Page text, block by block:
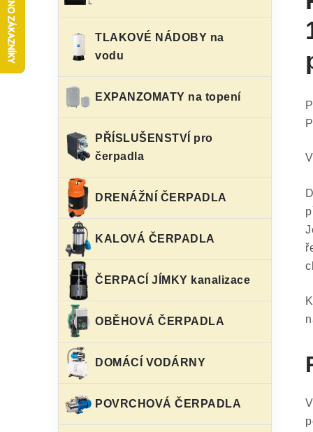
a
n
n
p
a
n
e
e
TLAKOVÉ NÁDOBY na
vodu
EXPANZOMATY na topení
PŘÍSLUŠENSTVÍ pro
čerpadla
DRENÁŽNÍ ČERPADLA
KALOVÁ ČERPADLA
ČERPACÍ JÍMKY kanalizace
OBĚHOVÁ ČERPADLA
DOMÁCÍ VODÁRNY
POVRCHOVÁ ČERPADLA